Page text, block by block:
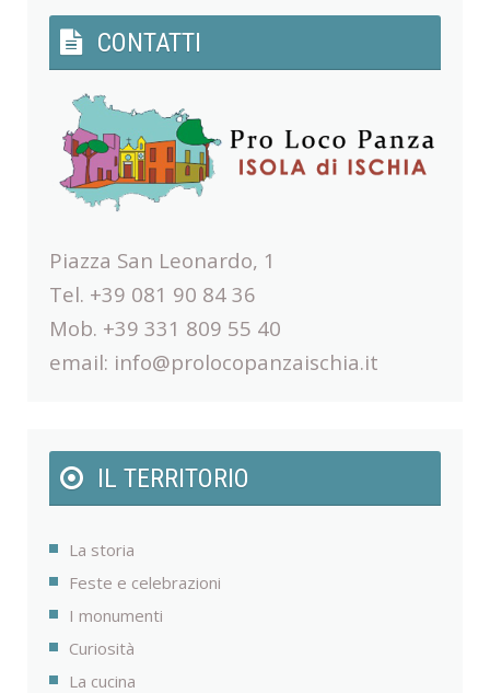
CONTATTI
Piazza San Leonardo, 1
Tel. +39 081 90 84 36
Mob. +39 331 809 55 40
email: info@prolocopanzaischia.it
IL TERRITORIO
La storia
Feste e celebrazioni
I monumenti
Curiosità
La cucina